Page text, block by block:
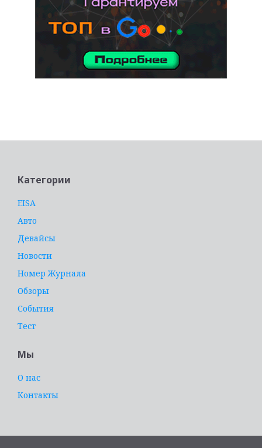
Категории
EISA
Авто
Девайсы
Новости
Номер Журнала
Обзоры
События
Тест
Мы
О нас
Контакты